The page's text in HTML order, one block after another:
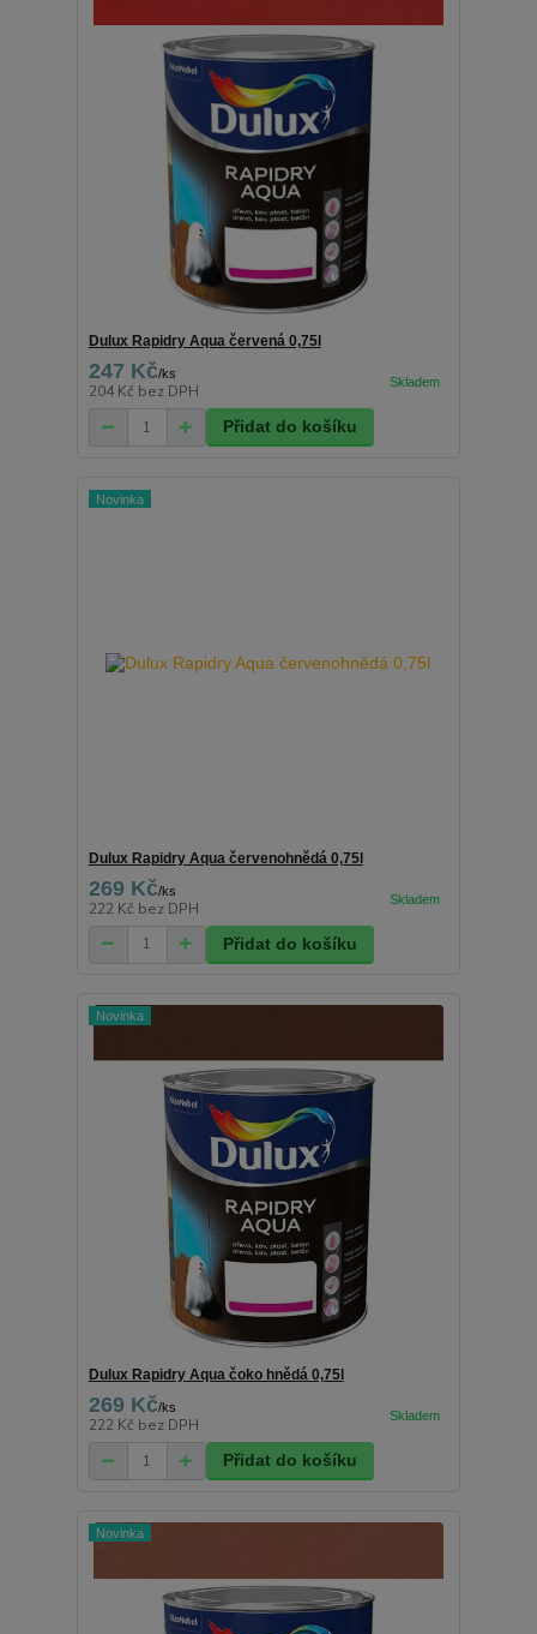
Dulux Rapidry Aqua červená 0,75l
247 Kč/ks
204 Kč bez DPH
Přidat do košíku
Novinka
Dulux Rapidry Aqua červenohnědá 0,75l
269 Kč/ks
222 Kč bez DPH
Přidat do košíku
Novinka
Dulux Rapidry Aqua čoko hnědá 0,75l
269 Kč/ks
222 Kč bez DPH
Přidat do košíku
Novinka